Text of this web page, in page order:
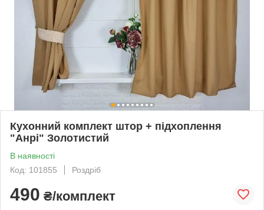
Кухонний комплект штор + підхоплення
"Анрі" Золотистий
В наявності
Код: 101855
Роздріб
490 ₴/комплект